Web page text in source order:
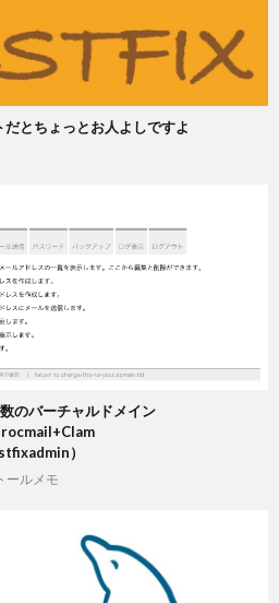
とちょっとお人よしですよ
のバーチャルドメイン
）
ールメモ